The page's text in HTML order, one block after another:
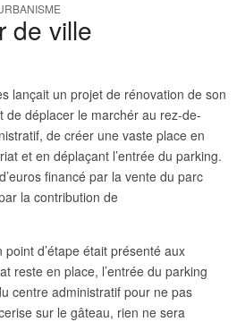
de ville
lançait un projet de rénovation de son
de déplacer le marchér au rez-de-
de créer une vaste place en
et en déplaçant l’entrée du parking.
financé par la vente du parc
la contribution de
d’étape était présenté aux
reste en place, l’entrée du parking
centre administratif pour ne pas
sur le gâteau, rien ne sera